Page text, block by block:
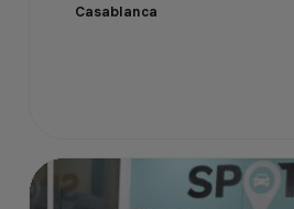
Casablanca